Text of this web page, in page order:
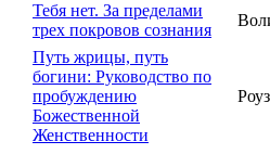
Тебя нет. За пределами
трех покровов сознания
Путь жрицы, путь
богини: Руководство по
пробуждению
Божественной
Женственности